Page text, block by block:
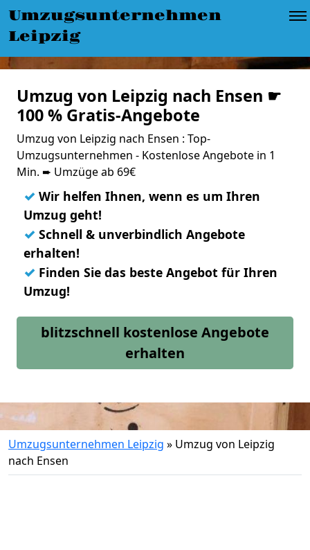
Umzugsunternehmen
Leipzig
Umzug von Leipzig nach Ensen ☛
100 % Gratis-Angebote
Umzug von Leipzig nach Ensen : Top-
Umzugsunternehmen - Kostenlose Angebote in 1
Min. ➨ Umzüge ab 69€
✓ Wir helfen Ihnen, wenn es um Ihren
Umzug geht!
✓ Schnell & unverbindlich Angebote
erhalten!
✓ Finden Sie das beste Angebot für Ihren
Umzug!
blitzschnell kostenlose Angebote
erhalten
Umzugsunternehmen Leipzig » Umzug von Leipzig
nach Ensen